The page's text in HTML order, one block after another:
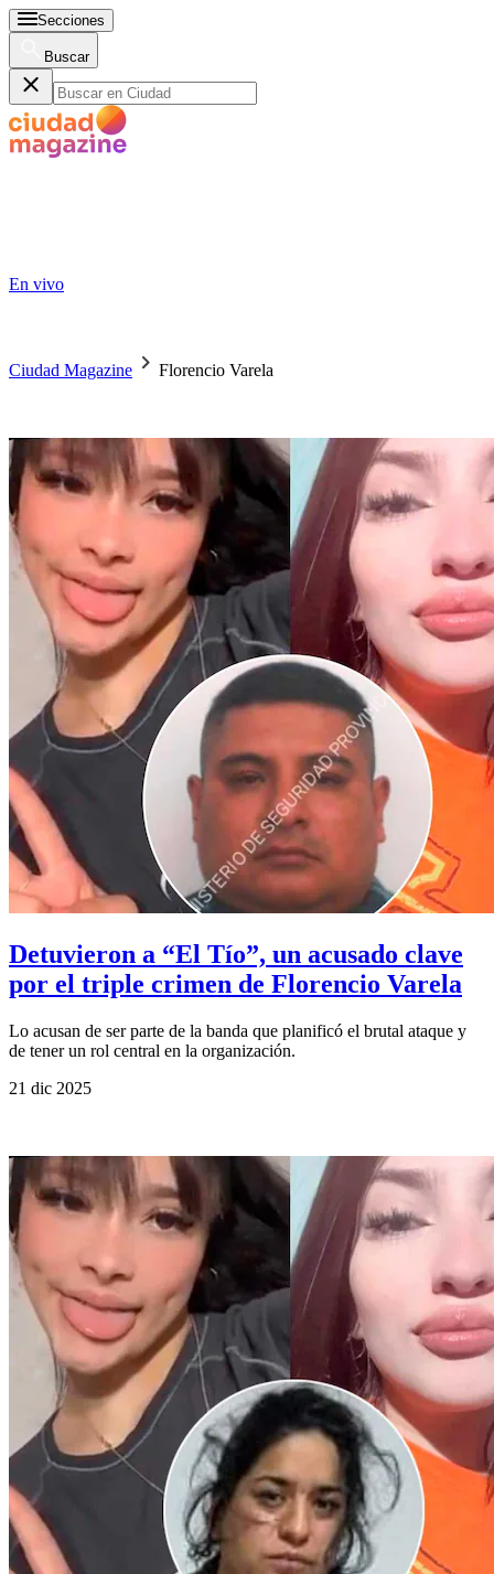
Secciones
Buscar
En vivo
Ciudad Magazine Florencio Varela
Detuvieron a “El Tío”, un acusado clave
por el triple crimen de Florencio Varela
Lo acusan de ser parte de la banda que planificó el brutal ataque y
de tener un rol central en la organización.
21 dic 2025